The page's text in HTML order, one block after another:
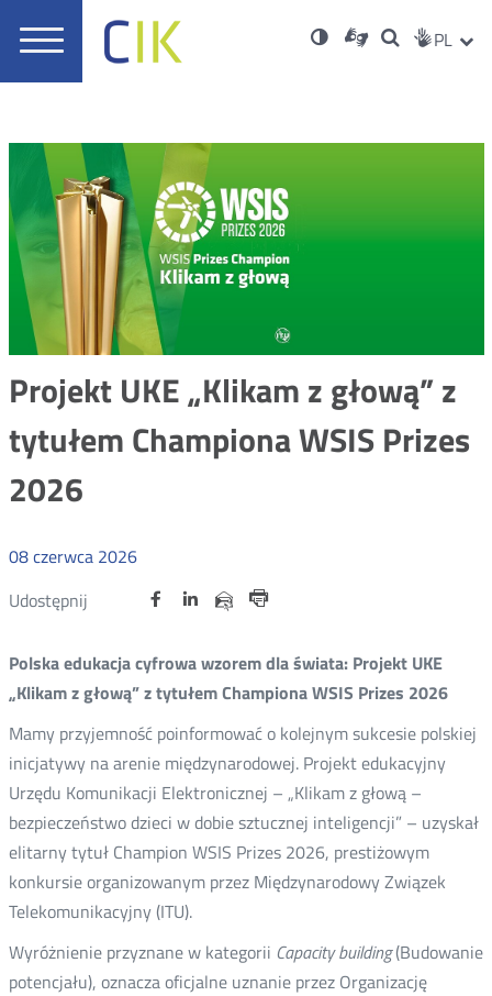
Menu
Wersja
Dla
niesłyszących
Nowa
karta
Otwórz
w
Nowa
karta
Social
PL
Projekt UKE „Klikam z głową” z
tytułem Championa WSIS Prizes
2026
08czerwca 2026
Udostępnij
Udostępnij
Twitter
Nowa
Udostępnij
Facebook
Nowa
Udostępnij
Linkedin
Nowa Udostępnij
e-
mail
Polska edukacja cyfrowa wzorem dla świata: Projekt UKE
„Klikam z głową” z tytułem Championa WSIS Prizes 2026
Mamy przyjemność poinformować o kolejnym sukcesie polskiej
inicjatywy na arenie międzynarodowej. Projekt edukacyjny
Urzędu Komunikacji Elektronicznej – „Klikam z głową –
bezpieczeństwo dzieci w dobie sztucznej inteligencji” – uzyskał
elitarny tytuł Champion WSIS Prizes 2026, prestiżowym
konkursie organizowanym przez Międzynarodowy Związek
Telekomunikacyjny (ITU).
Wyróżnienie przyznane w kategorii Capacity building(Budowanie
potencjału), oznacza oficjalne uznanie przez Organizację